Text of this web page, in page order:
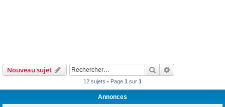
Nouveau sujet Rechercher
12 sujets • Page 1 sur 1
Annonces